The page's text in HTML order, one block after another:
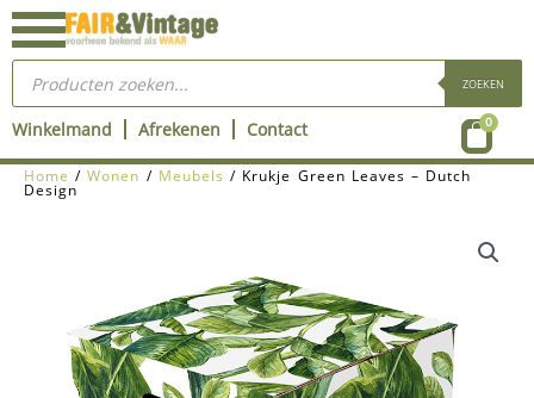
Ga
naar
inhoud
Producten
zoeken ZOEKEN
Winkelmand Afrekenen Contact 0
Home /Wonen / Meubels / Krukje Green Leaves – Dutch
Design